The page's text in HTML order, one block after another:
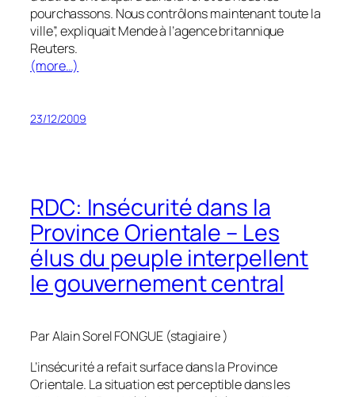
pourchassons. Nous contrôlons maintenant toute la
ville”, expliquait Mende à l’agence britannique
Reuters.
(more…)
23/12/2009
RDC: Insécurité dans la
Province Orientale – Les
élus du peuple interpellent
le gouvernement central
Par Alain Sorel FONGUE (stagiaire )
L’insécurité a refait surface dans la Province
Orientale. La situation est perceptible dans les